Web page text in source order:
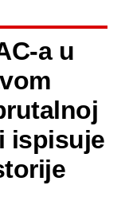
a u
ispisuje